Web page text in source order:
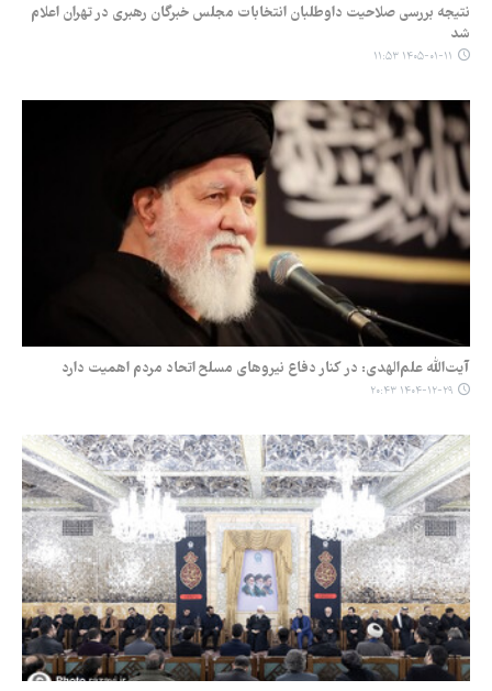
نتیجه بررسی صلاحیت داوطلبان انتخابات مجلس خبرگان رهبری در تهران اعلام
شد
۱۴۰۵-۰۱-۱۱ ۱۱:۵۳
آیت‌الله علم‌الهدی: در کنار دفاع نیروهای مسلح اتحاد مردم اهمیت دارد
۱۴۰۴-۱۲-۲۹ ۲۰:۴۳